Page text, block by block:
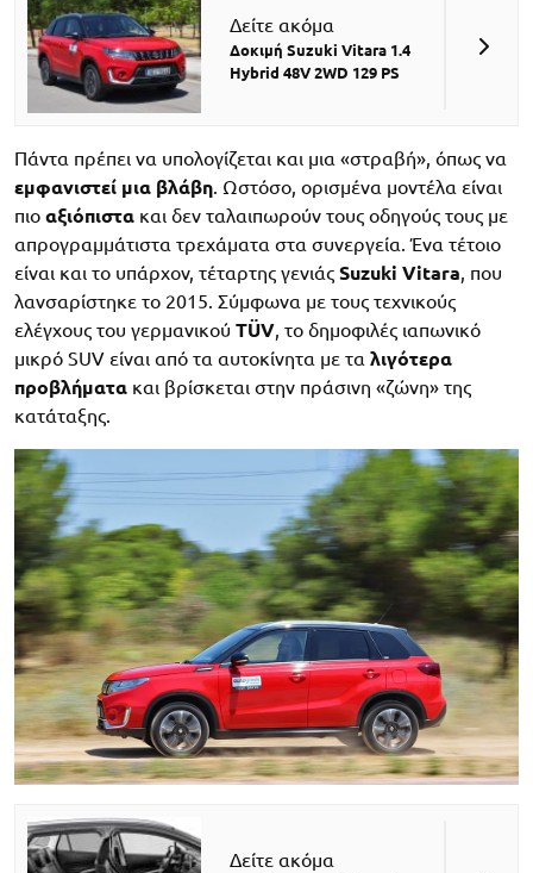
Δείτε ακόμα
Δοκιμή Suzuki Vitara 1.4
Hybrid 48V 2WD 129 PS
Πάντα πρέπει να υπολογίζεται και μια «στραβή», όπως να
εμφανιστεί μια βλάβη . Ωστόσο, ορισμένα μοντέλα είναι
πιο αξιόπιστα και δεν ταλαιπωρούν τους οδηγούς τους με
απρογραμμάτιστα τρεχάματα στα συνεργεία. Ένα τέτοιο
είναι και το υπάρχον, τέταρτης γενιάς Suzuki Vitara , που
λανσαρίστηκε το 2015. Σύμφωνα με τους τεχνικούς
ελέγχους του γερμανικού TÜV , το δημοφιλές ιαπωνικό
μικρό SUV είναι από τα αυτοκίνητα με τα λιγότερα
προβλήματα και βρίσκεται στην πράσινη «ζώνη» της
κατάταξης.
Δείτε ακόμα